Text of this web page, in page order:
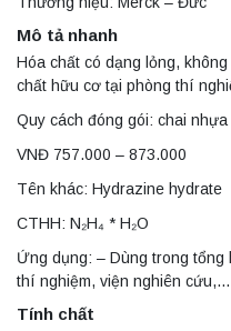
Mô tả nhanh
Hóa chất có dạng lỏng,
chất hữu cơ tại phòng thí
Quy cách đóng gói: chai nhựa
VNĐ 757.000 – 873.000
Tên khác: Hydrazine hydrate
CTHH: N₂H₄ * H₂O
Ứng dụng: – Dùng trong
thí nghiệm, viện nghiên cứu,…
Tính chất